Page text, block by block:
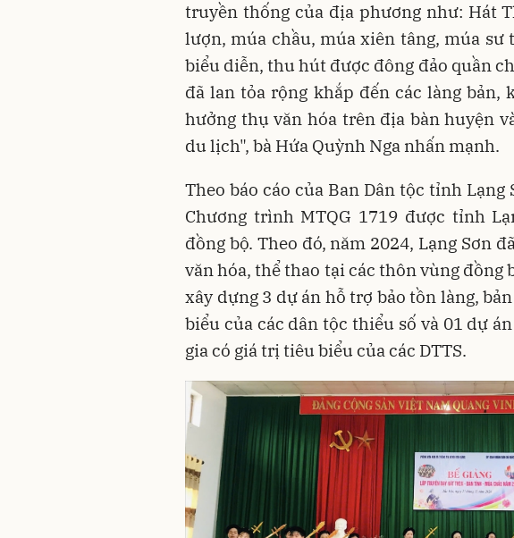
truyền thống của địa phương như: Hát
lượn, múa chầu, múa xiên tâng, múa sư
biểu diễn, thu hút được đông đảo quần
đã lan tỏa rộng khắp đến các làng bản,
hưởng thụ văn hóa trên địa bàn huyện
du lịch", bà Hứa Quỳnh Nga nhấn mạnh.
Theo báo cáo của Ban Dân tộc tỉnh Lạng
Chương trình MTQG 1719 được tỉnh
đồng bộ. Theo đó, năm 2024, Lạng Sơn
văn hóa, thể thao tại các thôn vùng đồng
xây dựng 3 dự án hỗ trợ bảo tồn làng,
biểu của các dân tộc thiểu số và 01 dự
gia có giá trị tiêu biểu của các DTTS.